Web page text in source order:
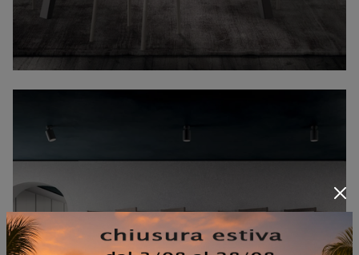
CONSOLLE A4